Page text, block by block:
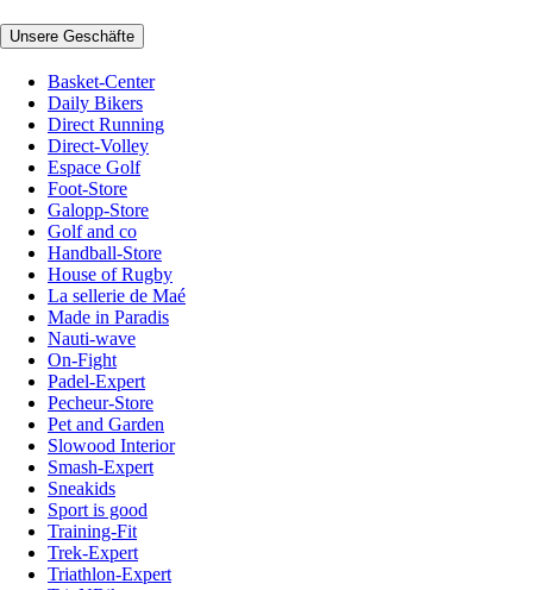
Unsere Geschäfte
Basket-Center
Daily Bikers
Direct Running
Direct-Volley
Espace Golf
Foot-Store
Galopp-Store
Golf and co
Handball-Store
House of Rugby
La sellerie de Maé
Made in Paradis
Nauti-wave
On-Fight
Padel-Expert
Pecheur-Store
Pet and Garden
Slowood Interior
Smash-Expert
Sneakids
Sport is good
Training-Fit
Trek-Expert
Triathlon-Expert